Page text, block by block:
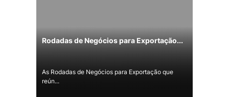
Rodadas de Negócios para Exportação...
As Rodadas de Negócios para Exportação que
reún...